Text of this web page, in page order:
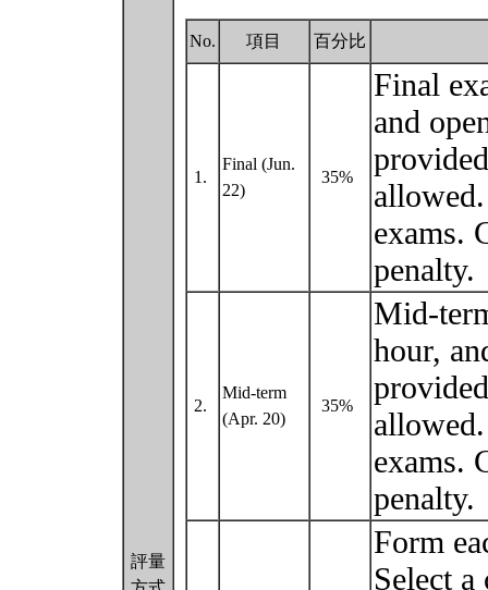
評量
No. 項目 百分比
1.
Final (Jun.
22)
35%
Final
and
exams.
penalty.
2.
Mid-term
(Apr. 20)
35%
Mid-
hour,
exams.
penalty.
Form
Select